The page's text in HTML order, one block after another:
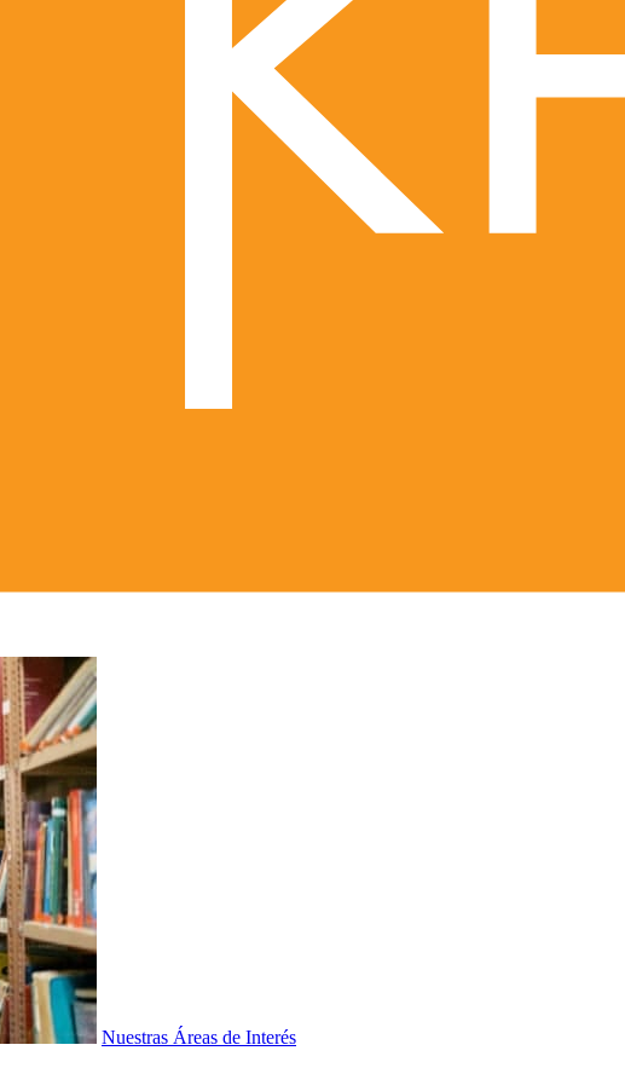
Nuestras Áreas de Interés